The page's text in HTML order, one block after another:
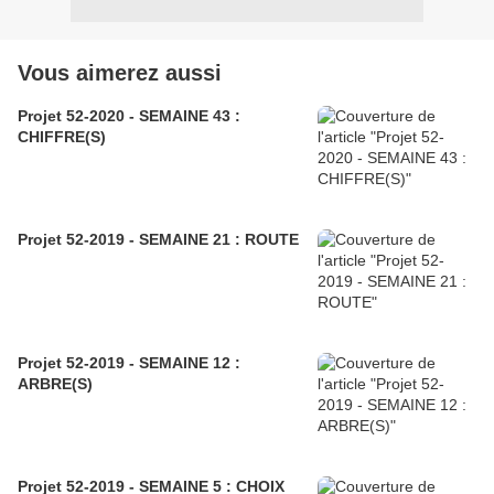
Vous aimerez aussi
Projet 52-2020 - SEMAINE 43 :
CHIFFRE(S)
Projet 52-2019 - SEMAINE 21 : ROUTE
Projet 52-2019 - SEMAINE 12 :
ARBRE(S)
Projet 52-2019 - SEMAINE 5 : CHOIX